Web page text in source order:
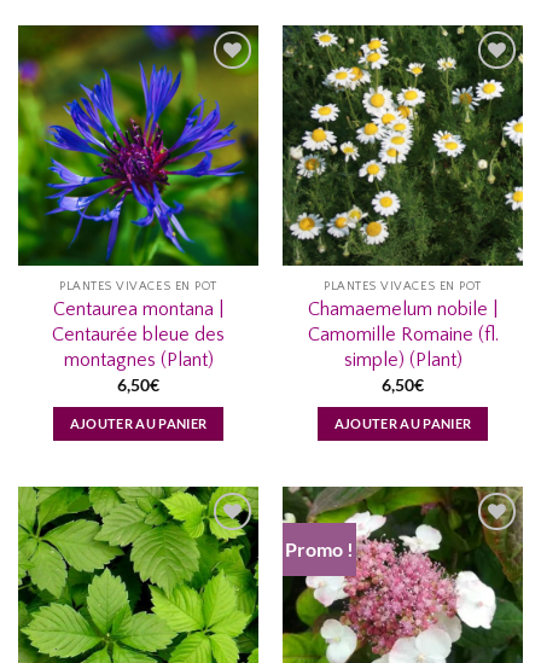
AJOUTER
À MA
LISTE
D’ENVIES...
PLANTES VIVACES EN POT
Centaurea montana |
Centaurée bleue des
montagnes (Plant)
6,50€
AJOUTER AU PANIER
AJOUTER
À MA
LISTE
D’ENVIES...
PLANTES VIVACES EN POT
Chamaemelum nobile |
Camomille Romaine (fl.
simple) (Plant)
6,50€
AJOUTER AU PANIER
AJOUTER
À MA
LISTE
D’ENVIES...
Promo !
AJOUTER
À MA
LISTE
D’ENVIES...